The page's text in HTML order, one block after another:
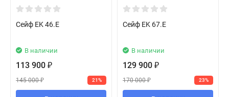
Сейф EK 46.E
В наличии
113 900 ₽
145 000₽ 21%
Сейф EK 67.E
В наличии
129 900 ₽
170 000₽ 23%